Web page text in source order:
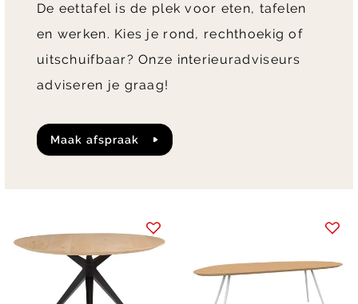
De eettafel is de plek voor eten, tafelen
en werken. Kies je rond, rechthoekig of
uitschuifbaar? Onze interieuradviseurs
adviseren je graag!
maak afspraak